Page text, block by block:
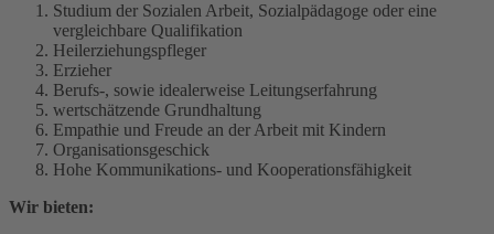
Studium der Sozialen Arbeit, Sozialpädagoge oder eine
vergleichbare Qualifikation
Heilerziehungspfleger
Erzieher
Berufs-, sowie idealerweise Leitungserfahrung
wertschätzende Grundhaltung
Empathie und Freude an der Arbeit mit Kindern
Organisationsgeschick
Hohe Kommunikations- und Kooperationsfähigkeit
Wir bieten: